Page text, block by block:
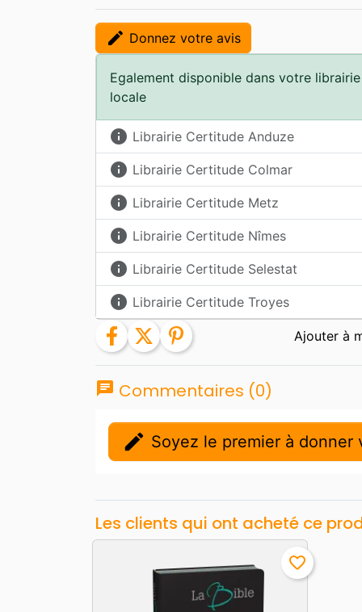
edit Donnez votre avis
Egalement disponible dans votre librairie
locale
info Librairie Certitude Anduze
info Librairie Certitude Colmar
info Librairie Certitude Metz
info Librairie Certitude Nîmes
info Librairie Certitude Selestat
info Librairie Certitude Troyes
facebook twitter pinterest
chat Commentaires (0)
edit Soyez le premier à donner
Les clients qui ont acheté ce
favorite_border